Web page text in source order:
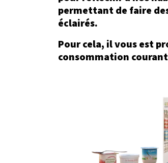
permettant de faire
éclairés.
Pour cela, il vous est
consommation